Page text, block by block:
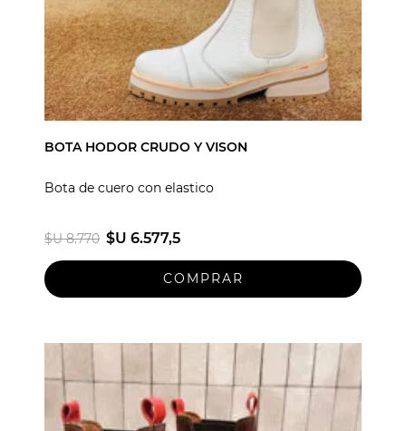
BOTA HODOR CRUDO Y VISON
Bota de cuero con elastico
$U 8.770 $U 6.577,5